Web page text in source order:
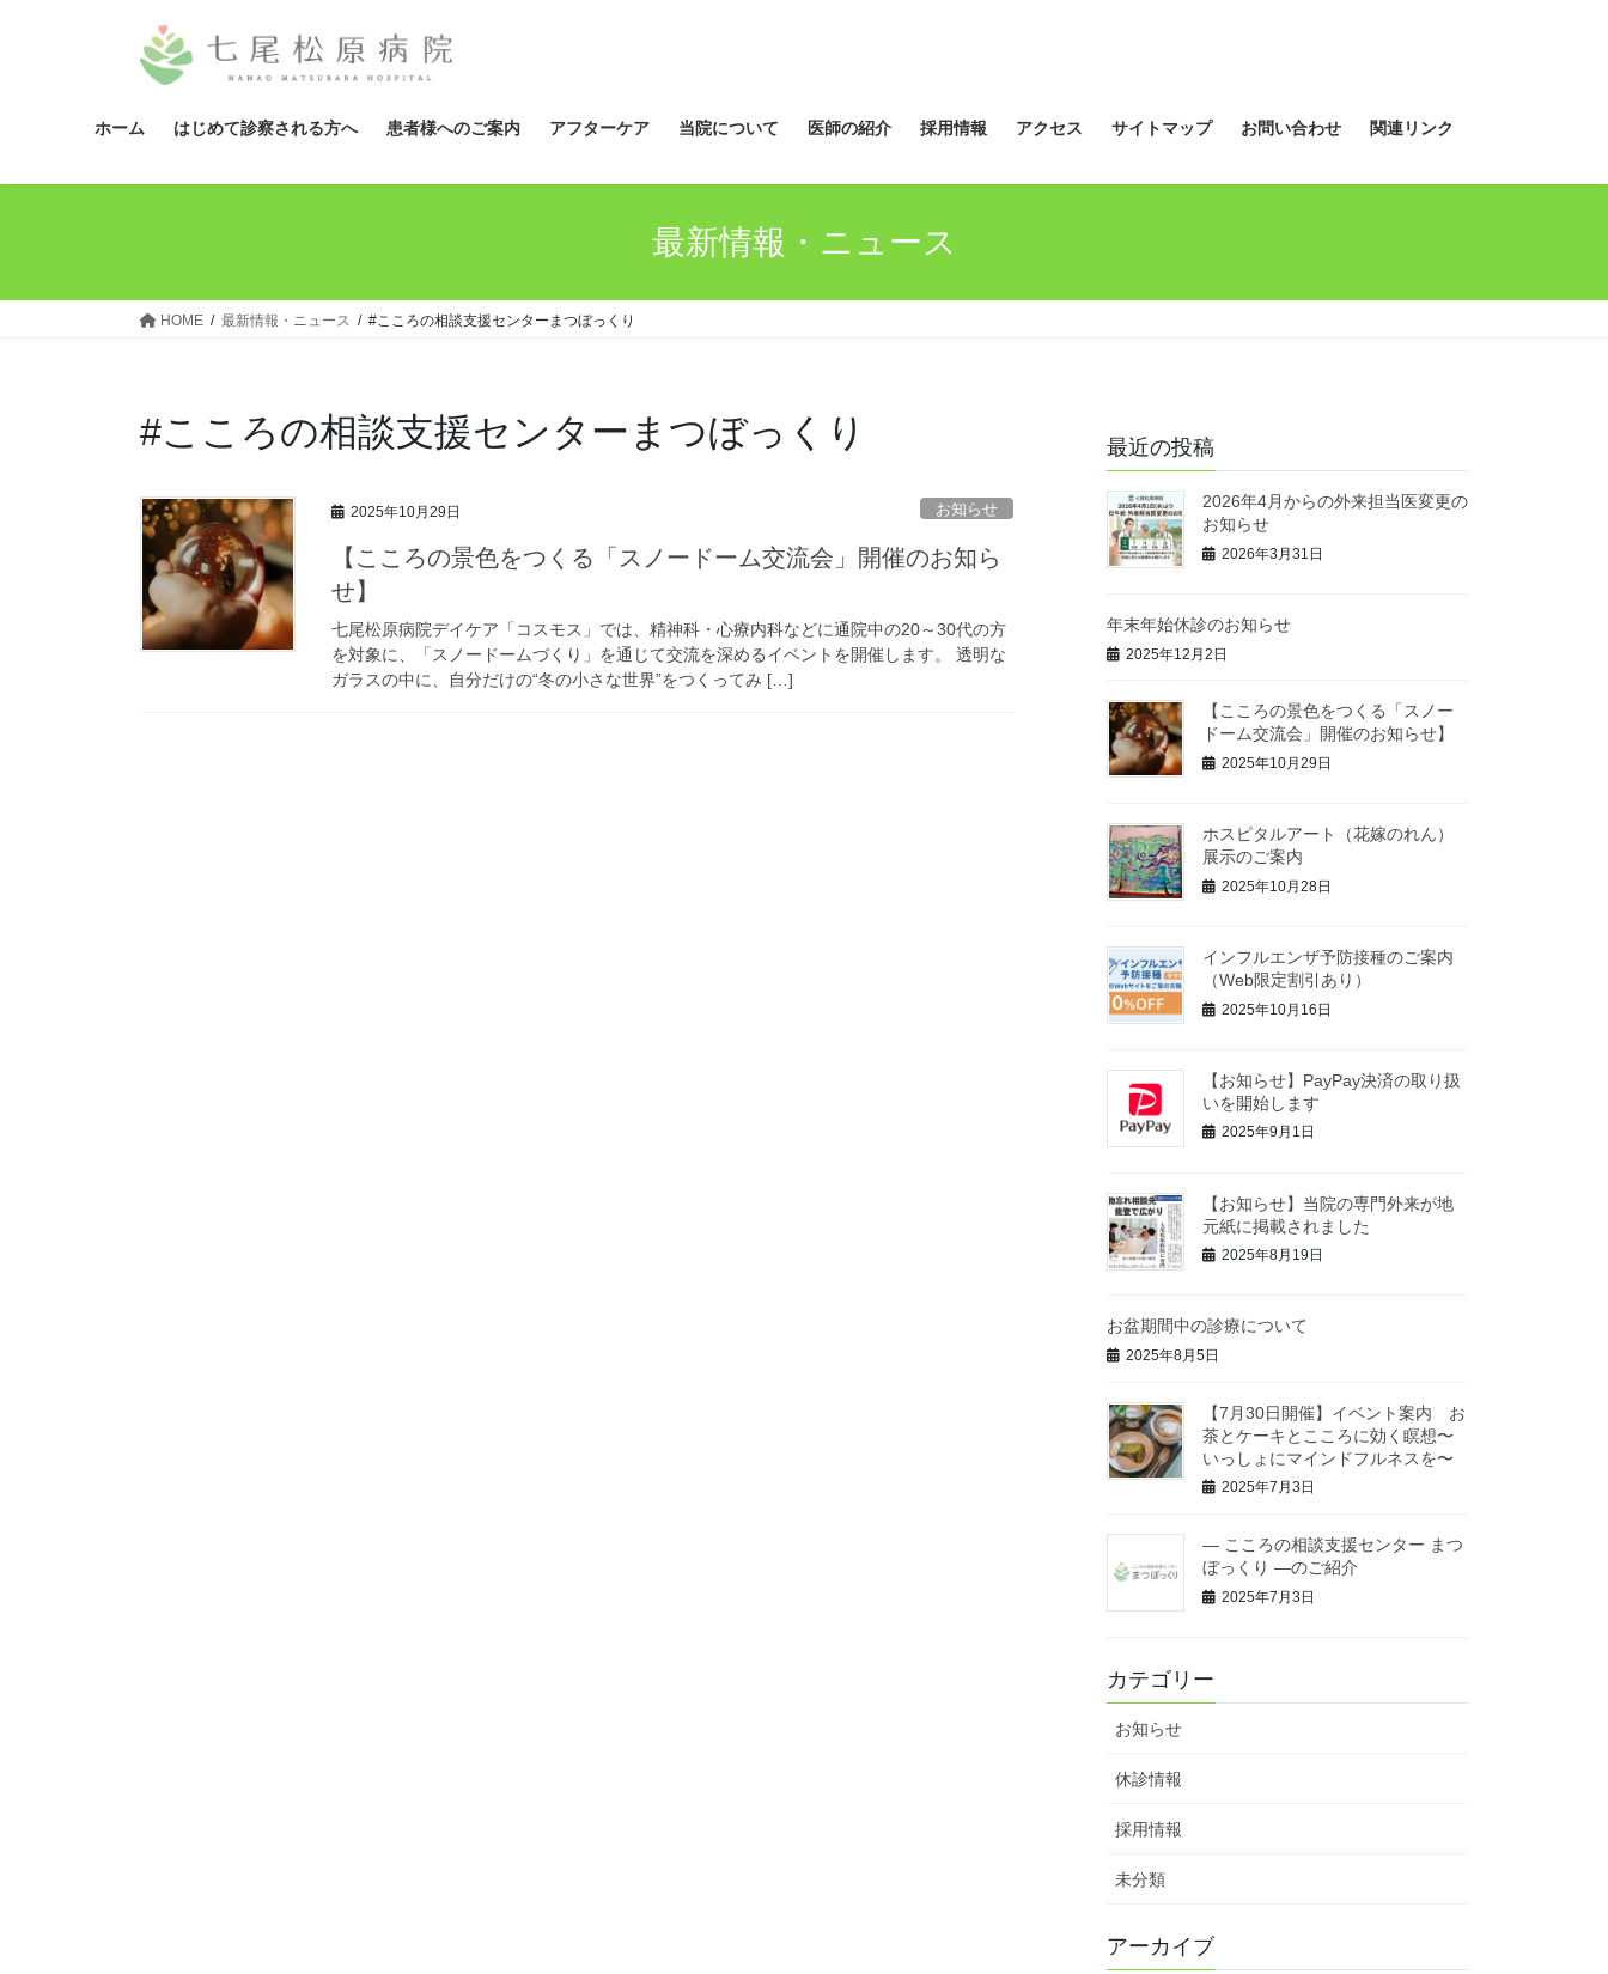
ス
ン
ホーム はじめて診察される方へ 患者様へのご案内 アフターケア 当院について 医師の紹介 採用情報 アクセス サイトマップ お問い合わせ 関連リンク
最新情報・ニュース
HOME 最新情報・ニュース #こころの相談支援センターまつぼっくり
#こころの相談支援センターまつぼっくり
2025年10月29日 お知らせ
【こころの景色をつくる「スノードーム交流会」開催のお知ら
せ】
七尾松原病院デイケア「コスモス」では、精神科・心療内科などに通院中の20～30代の方
を対象に、「スノードームづくり」を通じて交流を深めるイベントを開催します。 透明な
ガラスの中に、自分だけの“冬の小さな世界”をつくってみ […]
最近の投稿
2026年4月からの外来担当医変更の
お知らせ
2026年3月31日
年末年始休診のお知らせ
2025年12月2日
【こころの景色をつくる「スノー
ドーム交流会」開催のお知らせ】
2025年10月29日
ホスピタルアート（花嫁のれん）
展示のご案内
2025年10月28日
インフルエンザ予防接種のご案内
（Web限定割引あり）
2025年10月16日
【お知らせ】PayPay決済の取り扱
いを開始します
2025年9月1日
【お知らせ】当院の専門外来が地
元紙に掲載されました
2025年8月19日
お盆期間中の診療について
2025年8月5日
【7月30日開催】イベント案内 お
茶とケーキとこころに効く瞑想〜
いっしょにマインドフルネスを〜
2025年7月3日
― こころの相談支援センター まつ
ぼっくり ―のご紹介
2025年7月3日
カテゴリー
お知らせ
休診情報
採用情報
未分類
アーカイブ